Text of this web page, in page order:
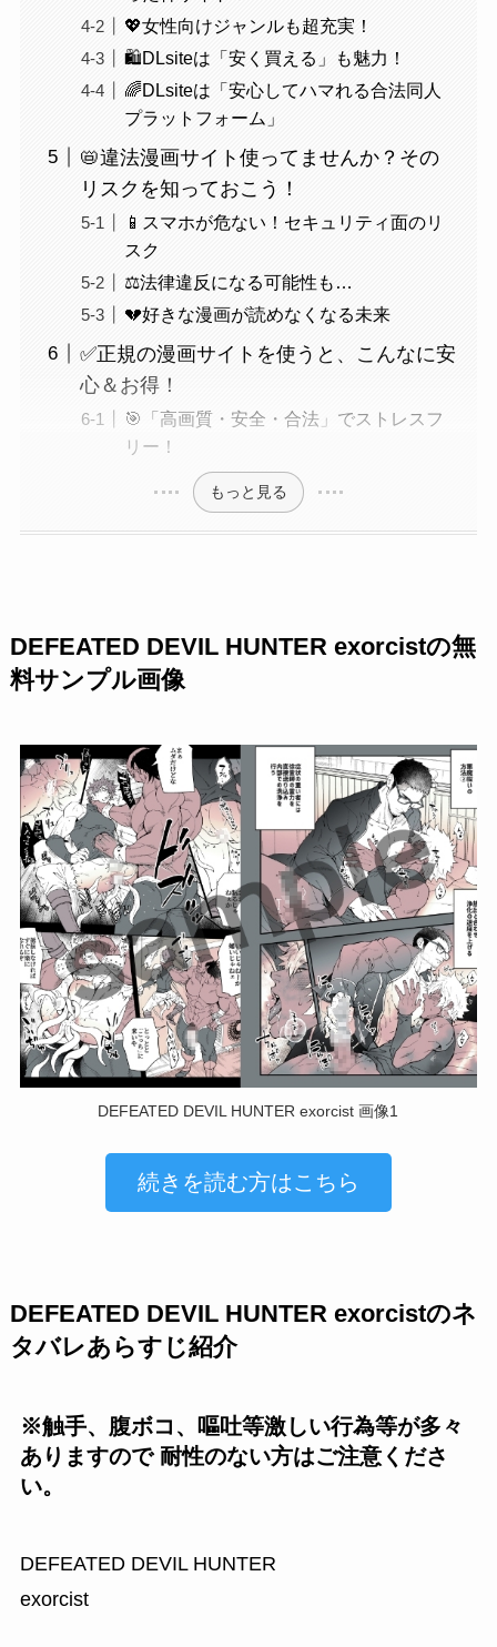
💖女性向けジャンルも超充実！
🛍️DLsiteは「安く買える」も魅力！
🌈DLsiteは「安心してハマれる合法同人
プラットフォーム」
📛違法漫画サイト使ってませんか？その
リスクを知っておこう！
📱スマホが危ない！セキュリティ面のリ
スク
⚖️法律違反になる可能性も…
💔好きな漫画が読めなくなる未来
✅正規の漫画サイトを使うと、こんなに安
心＆お得！
🎯「高画質・安全・合法」でストレスフ
リー！
もっと見る
DEFEATED DEVIL HUNTER exorcistの無
料サンプル画像
DEFEATED DEVIL HUNTER exorcist 画像1
続きを読む方はこちら
DEFEATED DEVIL HUNTER exorcistのネ
タバレあらすじ紹介
※触手、腹ボコ、嘔吐等激しい行為等が多々
ありますので 耐性のない方はご注意くださ
い。
DEFEATED DEVIL HUNTER
exorcist